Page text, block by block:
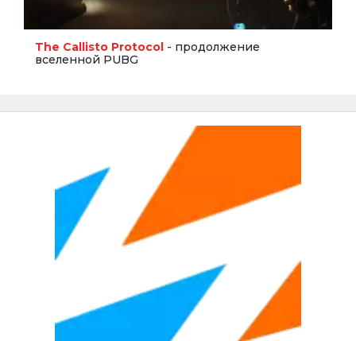
The Callisto Protocol - продолжение
вселенной PUBG